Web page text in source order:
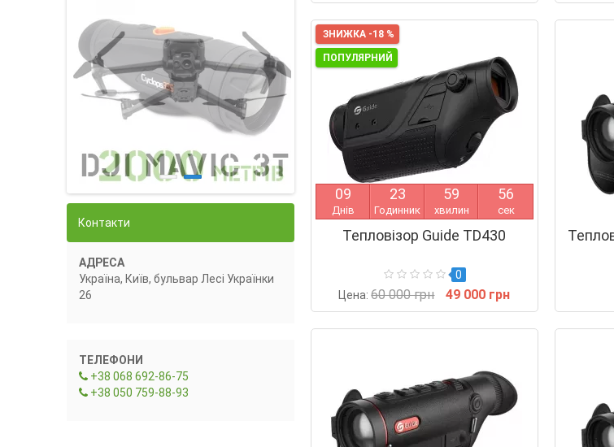
Контакти
АДРЕСА
Україна, Київ, бульвар Лесі Українки
26
ТЕЛЕФОНИ
+38 068 692-86-75
+38 050 759-88-93
ЗНИЖКА -18 %
ПОПУЛЯРНИЙ
09
Днів
23
Годинник
59
хвилин
55
сек
Тепловізор Guide TD430
0
Цена:60 000 грн 49 000 грн